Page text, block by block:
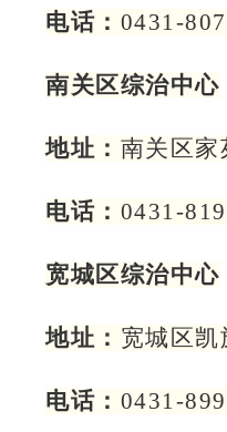
电话： 0431-
南关区综治中心
地址： 南关区家
电话： 0431-
宽城区综治中心
地址： 宽城区
电话： 0431-